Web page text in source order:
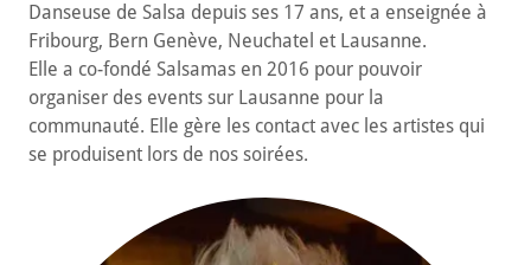
Danseuse de Salsa depuis ses 17 ans, et a enseignée à
Fribourg, Bern Genève, Neuchatel et Lausanne.
Elle a co-fondé Salsamas en 2016 pour pouvoir
organiser des events sur Lausanne pour la
communauté. Elle gère les contact avec les artistes qui
se produisent lors de nos soirées.